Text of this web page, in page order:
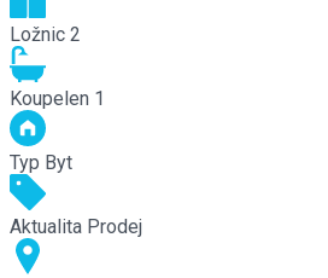
Ložnic 2
Koupelen 1
Typ Byt
Aktualita Prodej